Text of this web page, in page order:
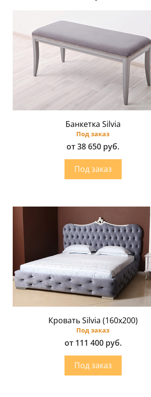
Банкетка Silvia
Под заказ
от 38 650 руб.
Кровать Silvia (160х200)
Под заказ
от 111 400 руб.